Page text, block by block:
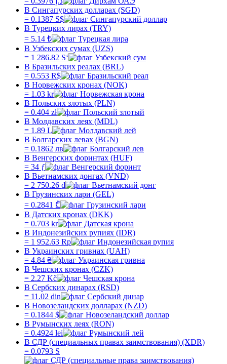
В Сингапурских долларах (SGD)
= 0.1387 S$
В Турецких лирах (TRY)
= 5.14 ₺
В Узбекских сумах (UZS)
= 1 286.82 Sʻ
В Бразильских реалах (BRL)
= 0.553 R$
В Норвежских кронах (NOK)
= 1.03 kr
В Польских злотых (PLN)
= 0.404 zł
В Молдавских леях (MDL)
= 1.89 L
В Болгарских левах (BGN)
= 0.1862 лв
В Венгерских форинтах (HUF)
= 34 ƒ
В Вьетнамских донгах (VND)
= 2 750.26 ₫
В Грузинских лари (GEL)
= 0.2841 ₾
В Датских кронах (DKK)
= 0.703 kr
В Индонезийских рупиях (IDR)
= 1 952.63 Rp
В Украинских гривнах (UAH)
= 4.84 ₴
В Чешских кронах (CZK)
= 2.27 Kč
В Сербских динарах (RSD)
= 11.02 din
В Новозеландских долларах (NZD)
= 0.1844 $
В Румынских леях (RON)
= 0.4924 lei
В СДР (специальных правах заимствования) (XDR)
= 0.0793 S